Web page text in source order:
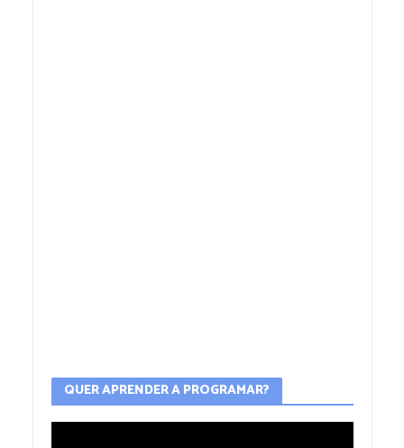
QUER APRENDER A PROGRAMAR?